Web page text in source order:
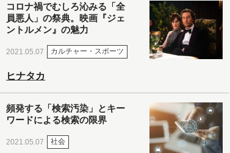
コロナ禍でむしろ沁みる「全
員悪人」の祭典。映画『ジェ
ントルメン』の魅力
2021.05.07 カルチャー・スポーツ
ヒナタカ
頻発する「検索汚染」とキー
ワードによる検索の限界
2021.05.07 社会